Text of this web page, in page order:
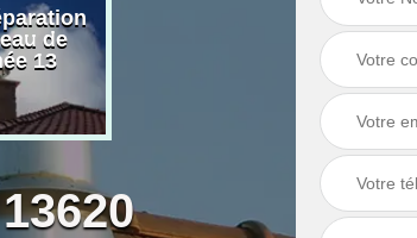
de
13
Poseur et pose de